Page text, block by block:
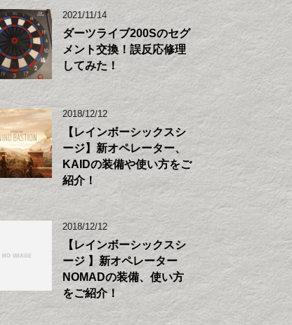
2021/11/14
ダーツライブ200Sのセグ
メント交換！誤反応修理
してみた！
2018/12/12
【レインボーシックスシ
ージ】新オペレーター、
KAIDの装備や使い方をご
紹介！
2018/12/12
【レインボーシックスシ
ージ 】新オペレーター
NOMADの装備、使い方
をご紹介！